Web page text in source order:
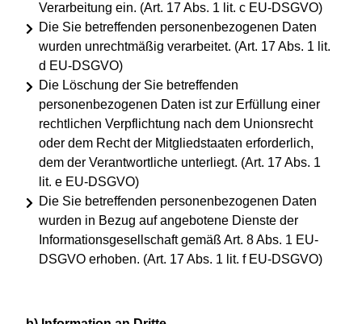
Verarbeitung ein. (Art. 17 Abs. 1 lit. c EU-DSGVO)
Die Sie betreffenden personenbezogenen Daten
wurden unrechtmäßig verarbeitet. (Art. 17 Abs. 1 lit.
d EU-DSGVO)
Die Löschung der Sie betreffenden
personenbezogenen Daten ist zur Erfüllung einer
rechtlichen Verpflichtung nach dem Unionsrecht
oder dem Recht der Mitgliedstaaten erforderlich,
dem der Verantwortliche unterliegt. (Art. 17 Abs. 1
lit. e EU-DSGVO)
Die Sie betreffenden personenbezogenen Daten
wurden in Bezug auf angebotene Dienste der
Informationsgesellschaft gemäß Art. 8 Abs. 1 EU-
DSGVO erhoben. (Art. 17 Abs. 1 lit. f EU-DSGVO)